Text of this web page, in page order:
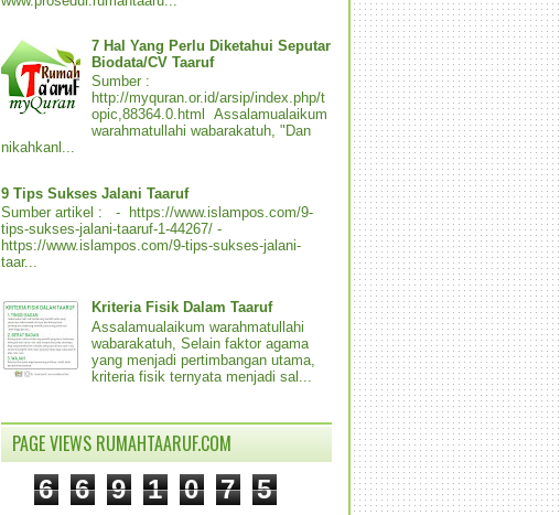
7 Hal Yang Perlu Diketahui Seputar
Biodata/CV Taaruf
Sumber :
http://myquran.or.id/arsip/index.php/t
opic,88364.0.html Assalamualaikum
warahmatullahi wabarakatuh, "Dan
nikahkanl...
9 Tips Sukses Jalani Taaruf
Sumber artikel : - https://www.islampos.com/9-
tips-sukses-jalani-taaruf-1-44267/ -
https://www.islampos.com/9-tips-sukses-jalani-
taar...
Kriteria Fisik Dalam Taaruf
Assalamualaikum warahmatullahi
wabarakatuh, Selain faktor agama
yang menjadi pertimbangan utama,
kriteria fisik ternyata menjadi sal...
PAGE VIEWS RUMAHTAARUF.COM
6 6 9 1 0 7 5